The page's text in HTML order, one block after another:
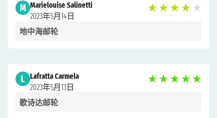
M Marielouise Salinetti
2023年5月14日
★ ★ ★ ★ ★
地中海邮轮
L Lafratta Carmela
2023年5月13日
★ ★ ★ ★ ★
歌诗达邮轮